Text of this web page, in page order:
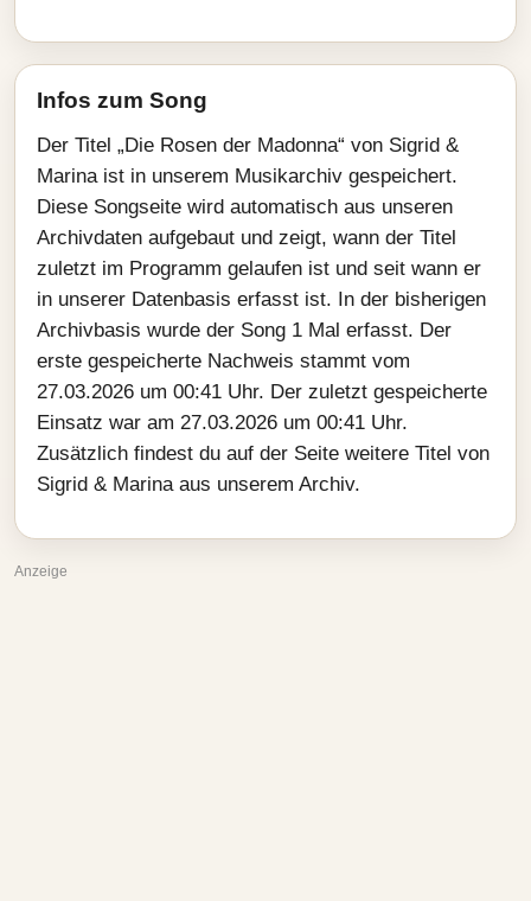
Infos zum Song
Der Titel „Die Rosen der Madonna“ von Sigrid &
Marina ist in unserem Musikarchiv gespeichert.
Diese Songseite wird automatisch aus unseren
Archivdaten aufgebaut und zeigt, wann der Titel
zuletzt im Programm gelaufen ist und seit wann er
in unserer Datenbasis erfasst ist. In der bisherigen
Archivbasis wurde der Song 1 Mal erfasst. Der
erste gespeicherte Nachweis stammt vom
27.03.2026 um 00:41 Uhr. Der zuletzt gespeicherte
Einsatz war am 27.03.2026 um 00:41 Uhr.
Zusätzlich findest du auf der Seite weitere Titel von
Sigrid & Marina aus unserem Archiv.
Anzeige